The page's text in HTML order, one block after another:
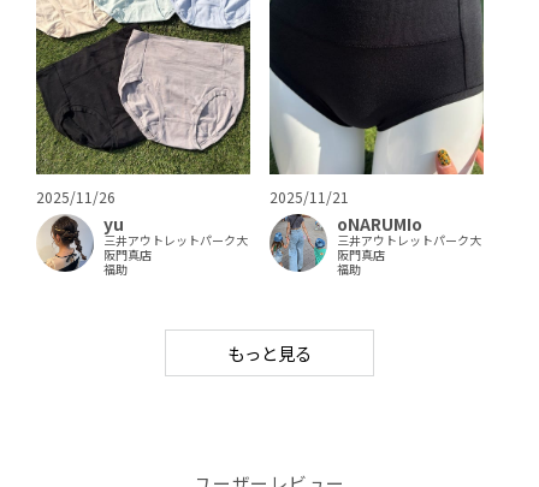
2025/11/26
yu
三井アウトレットパーク大
阪門真店
福助
2025/11/21
oNARUMIo
三井アウトレットパーク大
阪門真店
福助
もっと見る